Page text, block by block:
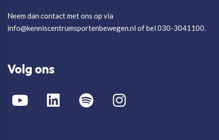
Neem dan contact met ons op via
info@kenniscentrumsportenbewegen.nl of bel 030-3041100.
Volg ons